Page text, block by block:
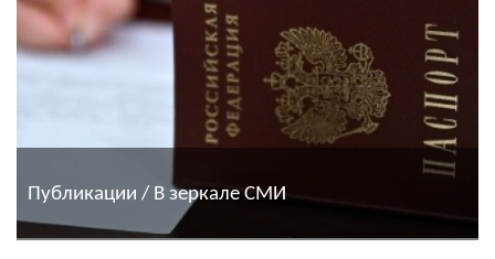
Публикации / В зеркале СМИ